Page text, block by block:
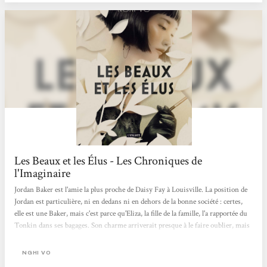
Les Beaux et les Élus - Les Chroniques de
l'Imaginaire
Jordan Baker est l'amie la plus proche de Daisy Fay à Louisville. La position de
Jordan est particulière, ni en dedans ni en dehors de la bonne société : certes,
elle est une Baker, mais c'est parce qu'Eliza, la fille de la famille, l'a rapportée du
Tonkin dans ses bagages. Son charme arriverait presque à le faire oublier, mais
après la mort des Baker, et retrouvera à New York celle qui est devenue Daisy
NGHI VO